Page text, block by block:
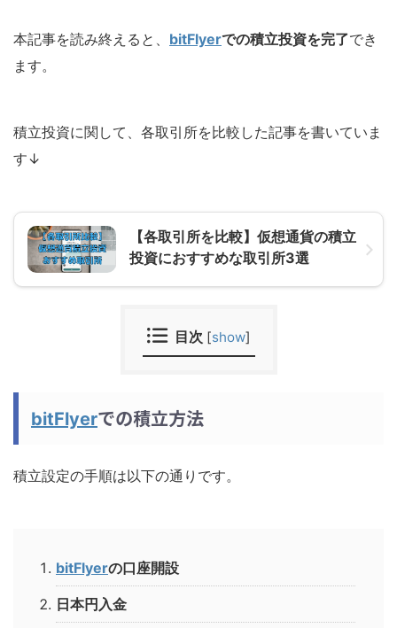
本記事を読み終えると、 bitFlyerでの積立投資を完了でき
ます。
積立投資に関して、各取引所を比較した記事を書いていま
す↓
【各取引所を比較】仮想通貨の積立
投資におすすめな取引所3選
目次 [show]
bitFlyerでの積立方法
積立設定の手順は以下の通りです。
bitFlyerの口座開設
日本円入金